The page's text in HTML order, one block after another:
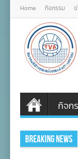
Home กิจกรรม
กิจก
Breaking News